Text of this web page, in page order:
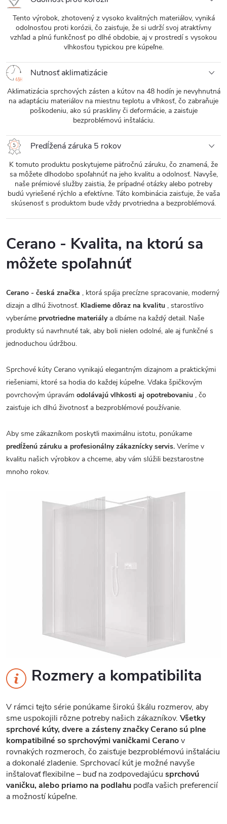
Tento výrobok, zhotovený z vysoko kvalitných materiálov, vyniká
odolnosťou proti korózii, čo zaisťuje, že si udrží svoj atraktívny
vzhľad a plnú funkčnosť po dlhé obdobie, aj v prostredí s vysokou
vlhkosťou typickou pre kúpeľne.
Nutnosť aklimatizácie
Aklimatizácia sprchových zásten a kútov na 48 hodín je nevyhnutná
na adaptáciu materiálov na miestnu teplotu a vlhkosť, čo zabraňuje
poškodeniu, ako sú praskliny či deformácie, a zaisťuje
bezproblémovú inštaláciu.
Predĺžená záruka 5 rokov
K tomuto produktu poskytujeme päťročnú záruku, čo znamená, že
sa môžete dlhodobo spoľahnúť na jeho kvalitu a odolnosť. Navyše,
naše prémiové služby zaistia, že prípadné otázky alebo potreby
budú vyriešené rýchlo a efektívne. Táto kombinácia zaisťuje, že vaša
skúsenosť s produktom bude vždy prvotriedna a bezproblémová.
Cerano - Kvalita, na ktorú sa
môžete spoľahnúť
Cerano - česká značka , ktorá spája precízne spracovanie, moderný
dizajn a dlhú životnosť. Kladieme dôraz na kvalitu , starostlivo
vyberáme prvotriedne materiálya dbáme na každý detail. Naše
produkty sú navrhnuté tak, aby boli nielen odolné, ale aj funkčné s
jednoduchou údržbou.
Sprchové kúty Cerano vynikajú elegantným dizajnom a praktickými
riešeniami, ktoré sa hodia do každej kúpeľne. Vďaka špičkovým
povrchovým úpravám odolávajú vlhkosti aj opotrebovaniu , čo
zaisťuje ich dlhú životnosť a bezproblémové používanie.
Aby sme zákazníkom poskytli maximálnu istotu, ponúkame
predĺženú záruku a profesionálny zákaznícky servis. Veríme v
kvalitu našich výrobkov a chceme, aby vám slúžili bezstarostne
mnoho rokov.
Rozmery a kompatibilita
V rámci tejto série ponúkame širokú škálu rozmerov, aby
sme uspokojili rôzne potreby našich zákazníkov. Všetky
sprchové kúty, dvere a zásteny značky Cerano sú plne
kompatibilné so sprchovými vaničkami Ceranov
rovnakých rozmeroch, čo zaisťuje bezproblémovú inštaláciu
a dokonalé zladenie. Sprchovací kút je možné navyše
inštalovať flexibilne – buď na zodpovedajúcu sprchovú
vaničku, alebo priamo na podlahu podľa vašich preferencií
a možností kúpeľne.